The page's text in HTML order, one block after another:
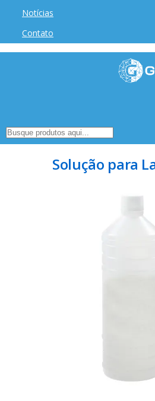
Notícias
Contato
Solução para